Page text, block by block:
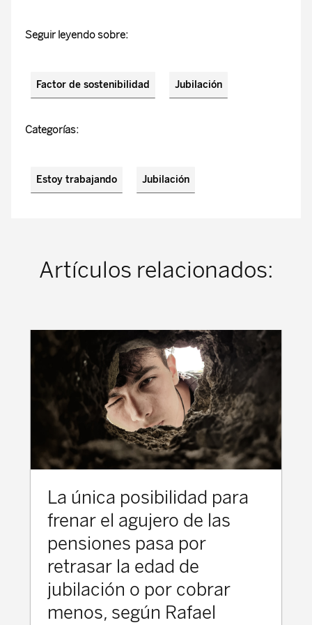
Seguir leyendo sobre:
Factor de sostenibilidad Jubilación
Categorías:
Estoy trabajando Jubilación
Artículos relacionados:
La única posibilidad para
frenar el agujero de las
pensiones pasa por
retrasar la edad de
jubilación o por cobrar
menos, según Rafael